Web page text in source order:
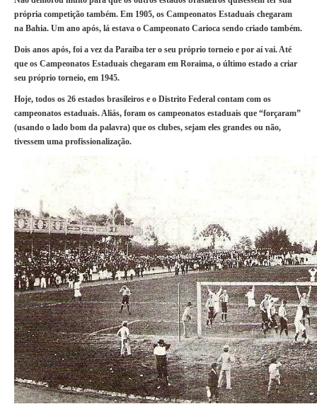
própria competição também. Em 1905, os Campeonatos Estaduais chegaram
na Bahia. Um ano após, lá estava o Campeonato Carioca sendo criado também.
Dois anos após, foi a vez da Paraíba ter o seu próprio torneio e por aí vai. Até
que os Campeonatos Estaduais chegaram em Roraima, o último estado a criar
seu próprio torneio, em 1945.
Hoje, todos os 26 estados brasileiros e o Distrito Federal contam com os
campeonatos estaduais. Aliás, foram os campeonatos estaduais que “forçaram”
(usando o lado bom da palavra) que os clubes, sejam eles grandes ou não,
tivessem uma profissionalização.